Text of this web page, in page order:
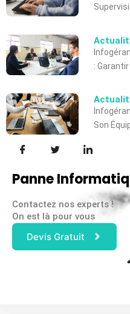
:
Son
Panne
Contactez nos experts !
On est là pour vous
Devis Gratuit